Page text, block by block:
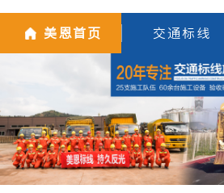
美恩首页 交通标线